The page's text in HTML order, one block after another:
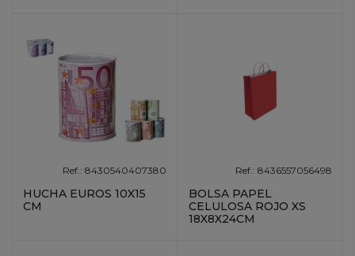
Ref.: 8430540407380
HUCHA EUROS 10X15
CM
Ref.: 8436557056498
BOLSA PAPEL
CELULOSA ROJO XS
18X8X24CM